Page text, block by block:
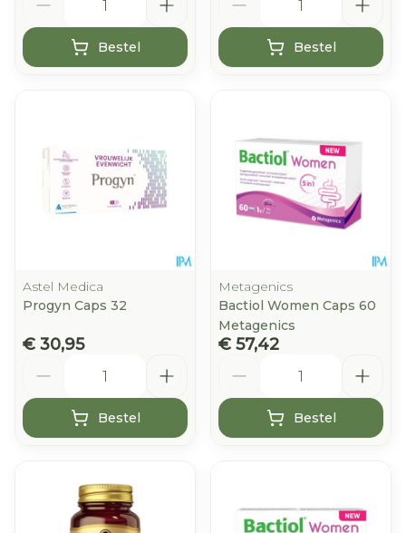
Bestel Bestel
Astel Medica
Progyn Caps 32
€ 30,95
Bestel
Metagenics
Bactiol Women Caps 60
Metagenics
€ 57,42
Bestel